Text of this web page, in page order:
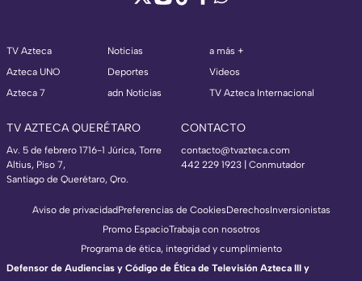
TV Azteca
Azteca UNO
Azteca 7
Noticias
Deportes
adn Noticias
a más +
Videos
TV Azteca Internacional
TV AZTECA QUERÉTARO
Av. 5 de febrero 1716-1 Júrica, Torre
Altius, Piso 7,
Santiago de Querétaro, Qro.
CONTACTO
contacto@tvazteca.com
442 229 1923 | Conmutador
Aviso de privacidadPreferencias de CookiesDerechosInversionistas
Promo EspacioTrabaja con nosotros
Programa de ética, integridad y cumplimiento
Defensor de Audiencias y Código de Ética de Televisión Azteca III y